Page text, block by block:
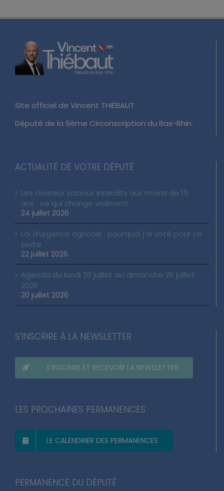
Site officiel de Vincent THIÉBAUT
Député de la 9ème Circonscription du Bas-Rhin.
ACTUALITÉ DE VOTRE DÉPUTÉ
Les réseaux sociaux interdits aux moins de 15
ans : ce qui change vraiment
24 juillet 2026
Loi d’urgence agricole : pourquoi j’ai voté pour ce
texte
22 juillet 2026
Agenda du lundi 20 juillet au dimanche 26 juillet
2026
20 juillet 2026
S’INSCRIRE À LA NEWSLETTER
S’INSCRIRE ET RECEVOIR LA NEWSLETTER
LES PROCHAINES PERMANENCES
LE CALENDRIER DES PERMANENCES
PERMANENCE DU DÉPUTÉ